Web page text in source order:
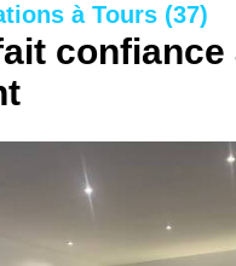
à Tours (37)
confiance